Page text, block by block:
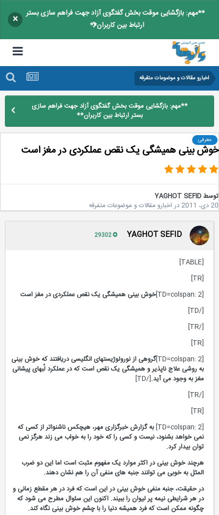
**مهم: بازگشایی موقت بخش گفتگوی آزاد جهت فراهم سازی بستر
ارتباط بین کاربران**
×
اخبارو مقالات و موضوعات متفرقه
**مهم: بازگشایی موقت بخش گفتگوی آزاد جهت فراهم سازی
بستر ارتباط بین کاربران**
معرفی
بینی همیشگی یک نقص عملکردی در مغز است
YAGHOT SEFID
دراخبارو مقالات و موضوعات متفرقه
YAGHOT SEFID
خوش بینی همیشگی یک نقص عملکردی در مغز است
گروهی از نورولوژیستهای انگلیسی دریافتند که خوش بینی
به روشی علاج ناپذیر و همیشگی یک نقص است که در عملکرد لُبهای پیشانی
مغز به وجود می آید.[/TD]
به گزارش خبرگزاری مهر، هیچکس ناشنواتر از کسی که
نمی خواهد بشنود، نیست و کسی را که خود را به خواب می زند هرگز نمی
توان بیدار کرد.
هرچند خوش بینی در اکثر موارد یک مفهوم مثبت است اما این دو ضرب
المثل به خوبی می توانند جنبه های منفی آن را هم نشان دهند.
در حقیقت، جنبه منفی خوش بینی در این است که فرد در هر مقطع زمانی و
در هر شرایطی نیمه پر لیوان را ببیند. اکنون این سئوال مطرح می شود که
چگونه ممکن است که فرد همیشه دنیا را با چشم خوش بینی نگاه کند.